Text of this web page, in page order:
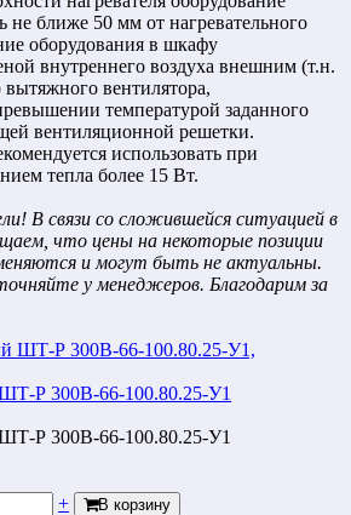
не ближе 50 мм от нагревательного
оборудования в шкафу
внутреннего воздуха внешним (т.н.
вентилятора,
температурой заданного
вентиляционной решетки.
использовать при
тепла более 15 Вт.
В связи со сложившейся ситуацией в
что цены на некоторые позиции
и могут быть не актуальны.
у менеджеров. Благодарим за
Р 300В-66-100.80.25-У1
Р 300В-66-100.80.25-У1
+ В корзину